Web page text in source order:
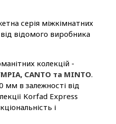
серія міжкімнатних
відомого виробника
колекцій -
CANTO та MINTO.
в залежності від
Korfad Express
і